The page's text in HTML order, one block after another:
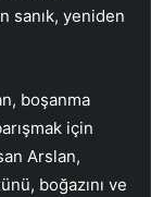
sanık, yeniden
boşanma
için
Arslan,
boğazını ve